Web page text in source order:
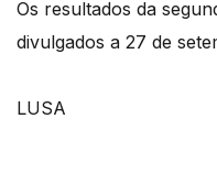
Os resultados da
divulgados a 27 de
LUSA